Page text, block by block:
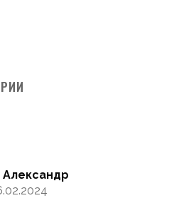
Александр